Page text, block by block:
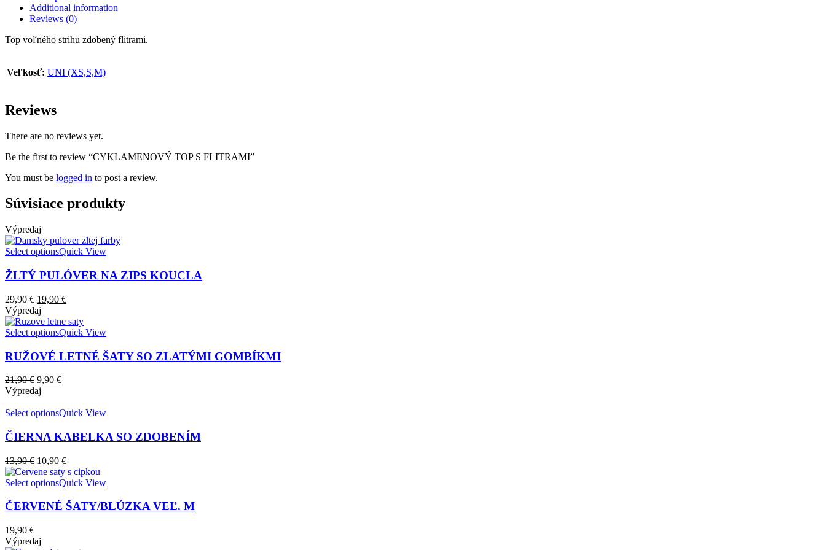
Additional information
Reviews (0)
Top voľného strihu zdobený flitrami.
Veľkosť: UNI (XS,S,M)
Reviews
There are no reviews yet.
Be the first to review “CYKLAMENOVÝ TOP S FLITRAMI”
You must be logged in to post a review.
Súvisiace produkty
Výpredaj
Select optionsQuick View
ŽLTÝ PULÓVER NA ZIPS KOUCLA
29,90€ 19,90 €
Výpredaj
Select optionsQuick View
RUŽOVÉ LETNÉ ŠATY SO ZLATÝMI GOMBÍKMI
21,90€ 9,90 €
Výpredaj
Select optionsQuick View
ČIERNA KABELKA SO ZDOBENÍM
13,90€ 10,90 €
Select optionsQuick View
ČERVENÉ ŠATY/BLÚZKA VEĽ. M
19,90 €
Výpredaj